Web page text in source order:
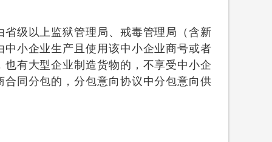
级以上监狱管理局、戒毒管理局（含新
小企业生产且使用该中小企业商号或者
有大型企业制造货物的，不享受中小企
同分包的，分包意向协议中分包意向供